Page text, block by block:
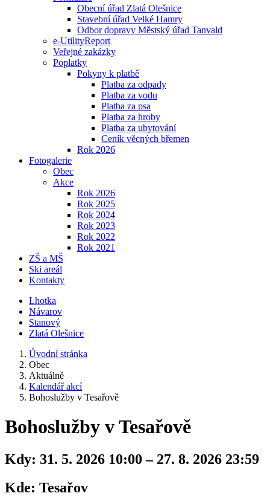
Obecní úřad Zlatá Olešnice
Stavební úřad Velké Hamry
Odbor dopravy Městský úřad Tanvald
e-UtilityReport
Veřejné zakázky
Poplatky
Pokyny k platbě
Platba za odpady
Platba za vodu
Platba za psa
Platba za hroby
Platba za ubytování
Ceník věcných břemen
Rok 2026
Fotogalerie
Obec
Akce
Rok 2026
Rok 2025
Rok 2024
Rok 2023
Rok 2022
Rok 2021
ZŠ a MŠ
Ski areál
Kontakty
Lhotka
Návarov
Stanový
Zlatá Olešnice
Úvodní stránka
Obec
Aktuálně
Kalendář akcí
Bohoslužby v Tesařově
Bohoslužby v Tesařově
Kdy: 31. 5. 2026 10:00 – 27. 8. 2026 23:59
Kde: Tesařov